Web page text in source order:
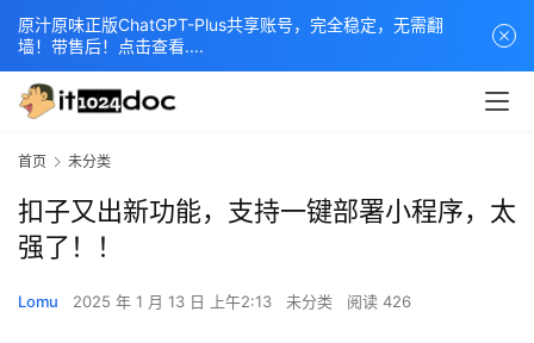
首页 未分类
扣子又出新功能，支持一键部署小程序，太
强了！！
Lomu 2025 年 1 月 13 日 上午2:13 未分类 阅读 426
原汁原味正版ChatGPT-Plus共享账号，完全稳定，无需翻
墙！带售后！点击查看....